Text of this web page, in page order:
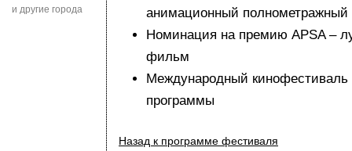
и другие города
анимационный
Номинация на премию APSA –
фильм
Международный кинофестиваль
программы
Назад к программе фестиваля